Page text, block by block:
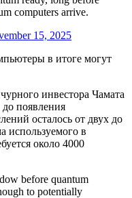
computers arrive.
15, 2025
в итоге могут
инвестора Чамата
появления
осталось от двух до
используемого в
около 4000
before quantum
to potentially